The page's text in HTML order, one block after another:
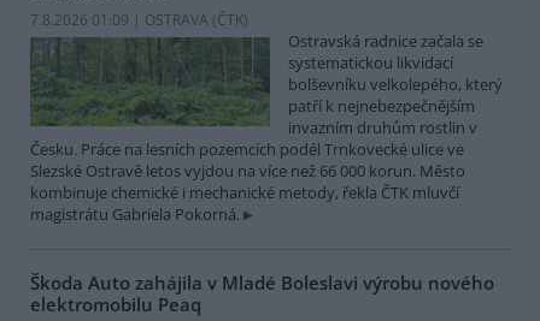
7.8.2026 01:09 | OSTRAVA (ČTK)
Ostravská radnice začala se
systematickou likvidací
bolševníku velkolepého, který
patří k nejnebezpečnějším
invazním druhům rostlin v
Česku. Práce na lesních pozemcích podél Trnkovecké ulice ve
Slezské Ostravě letos vyjdou na více než 66 000 korun. Město
kombinuje chemické i mechanické metody, řekla ČTK mluvčí
magistrátu Gabriela Pokorná.
Škoda Auto zahájila v Mladé Boleslavi výrobu nového
elektromobilu Peaq